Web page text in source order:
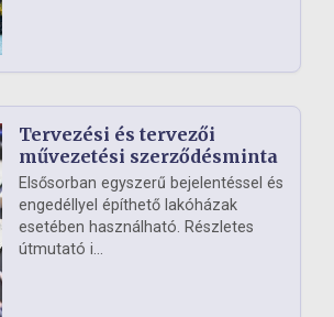
Tervezési és tervezői
művezetési szerződésminta
Elsősorban egyszerű bejelentéssel és
engedéllyel építhető lakóházak
esetében használható. Részletes
útmutató i...